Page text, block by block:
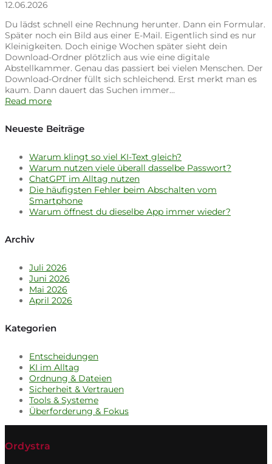
12.06.2026
Du lädst schnell eine Rechnung herunter. Dann ein Formular.
Später noch ein Bild aus einer E-Mail. Eigentlich sind es nur
Kleinigkeiten. Doch einige Wochen später sieht dein
Download-Ordner plötzlich aus wie eine digitale
Abstellkammer. Genau das passiert bei vielen Menschen. Der
Download-Ordner füllt sich schleichend. Erst merkt man es
kaum. Dann dauert das Suchen immer…
Read more
Neueste Beiträge
Warum klingt so viel KI-Text gleich?
Warum nutzen viele überall dasselbe Passwort?
ChatGPT im Alltag nutzen
Die häufigsten Fehler beim Abschalten vom
Smartphone
Warum öffnest du dieselbe App immer wieder?
Archiv
Juli 2026
Juni 2026
Mai 2026
April 2026
Kategorien
Entscheidungen
KI im Alltag
Ordnung & Dateien
Sicherheit & Vertrauen
Tools & Systeme
Überforderung & Fokus
Ordystra